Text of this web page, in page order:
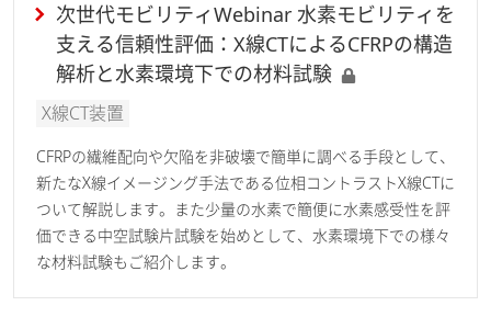
次世代モビリティWebinar 水素モビリティを
支える信頼性評価：X線CTによるCFRPの構造
解析と水素環境下での材料試験
X線CT装置
CFRPの繊維配向や欠陥を非破壊で簡単に調べる手段として、
新たなX線イメージング手法である位相コントラストX線CTに
ついて解説します。また少量の水素で簡便に水素感受性を評
価できる中空試験片試験を始めとして、水素環境下での様々
な材料試験もご紹介します。